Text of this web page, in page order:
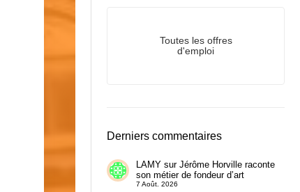
Toutes les offres
d'emploi
Derniers commentaires
LAMYsur Jérôme Horville raconte
son métier de fondeur d’art
7 Août. 2026